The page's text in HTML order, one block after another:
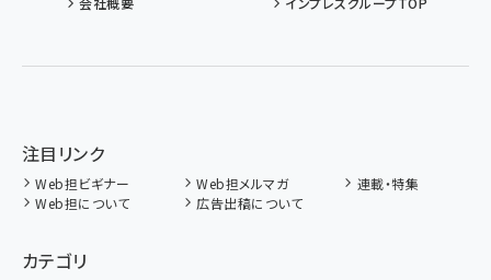
注目リンク
Web担ビギナー Web担メルマガ
連載・特集
Web担について
広告出稿について
カテゴリ